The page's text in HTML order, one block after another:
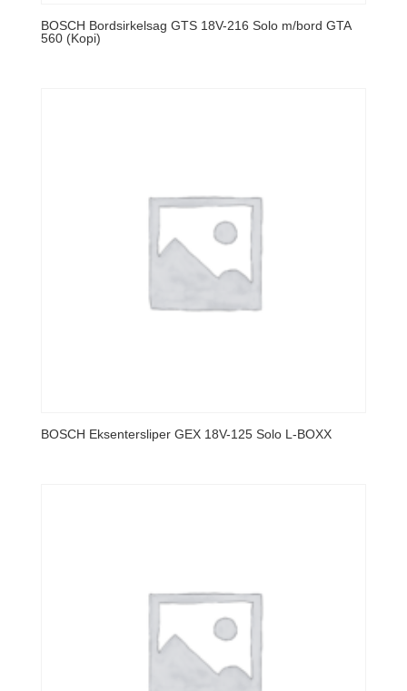
BOSCH Bordsirkelsag GTS 18V-216 Solo m/bord GTA
560 (Kopi)
BOSCH Eksentersliper GEX 18V-125 Solo L-BOXX